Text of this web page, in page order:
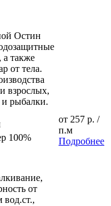
Остин
а также
от тела.
взрослых,
и рыбалки.
100%
от
вод.ст.,
от 257 р. /
п.м
Подробнее